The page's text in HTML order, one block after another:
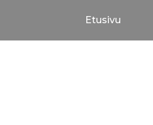
Etusivu